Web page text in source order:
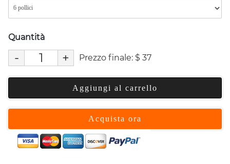
Quantità
- + Prezzo finale: $ 37
Aggiungi al carrello
Acquista ora